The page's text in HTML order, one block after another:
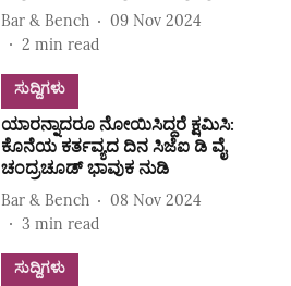
Bar & Bench
09 Nov 2024
2 min read
ಸುದ್ದಿಗಳು
ಯಾರನ್ನಾದರೂ ನೋಯಿಸಿದ್ದರೆ ಕ್ಷಮಿಸಿ:
ಕೊನೆಯ ಕರ್ತವ್ಯದ ದಿನ ಸಿಜೆಐ ಡಿ ವೈ
ಚಂದ್ರಚೂಡ್ ಭಾವುಕ ನುಡಿ
Bar & Bench
08 Nov 2024
3 min read
ಸುದ್ದಿಗಳು